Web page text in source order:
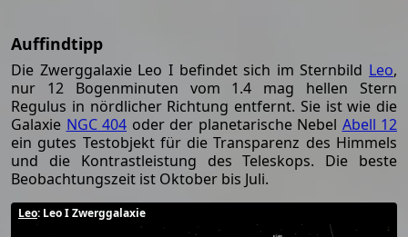
Auffindtipp
Die Zwerggalaxie Leo I befindet sich im Sternbild Leo,
nur 12 Bogenminuten vom 1.4 mag hellen Stern
Regulus in nördlicher Richtung entfernt. Sie ist wie die
Galaxie NGC 404 oder der planetarische Nebel Abell 12
ein gutes Testobjekt für die Transparenz des Himmels
und die Kontrastleistung des Teleskops. Die beste
Beobachtungszeit ist Oktober bis Juli.
Leo: Leo I Zwerggalaxie